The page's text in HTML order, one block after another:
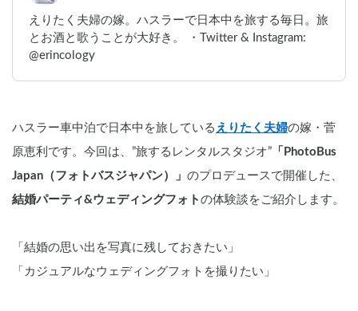
えりたく夫婦の嫁。ハスラーで日本中を旅する毎日。旅
とお酒と歌うことが大好き。 ・Twitter & Instagram:
@erincology
ハスラー車中泊で日本中を旅している えりたく夫婦の嫁・菅
原恵利です。今回は、”旅するレンタルスタジオ” 「PhotoBus
Japan（フォトバスジャパン）」 のプロデュースで開催した、
結婚パーティ&ウェディングフォト の体験談をご紹介します。
「結婚の思い出を写真に残しておきたい」
「カジュアルなウェディングフォトを撮りたい」